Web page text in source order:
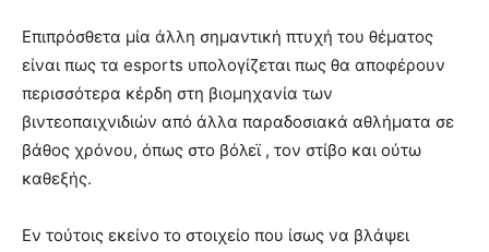
Επιπρόσθετα μία άλλη σημαντική πτυχή του θέματος
είναι πως τα esports υπολογίζεται πως θα αποφέρουν
περισσότερα κέρδη στη βιομηχανία των
βιντεοπαιχνιδιών από άλλα παραδοσιακά αθλήματα σε
βάθος χρόνου, όπως στο βόλεϊ , τον στίβο και ούτω
καθεξής.
Εν τούτοις εκείνο το στοιχείο που ίσως να βλάψει